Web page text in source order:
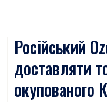
Російський
доставляти
окупованого